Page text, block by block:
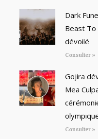
Dark
Beast
dévoilé
Consulter »
Gojira
Mea
Consulter »